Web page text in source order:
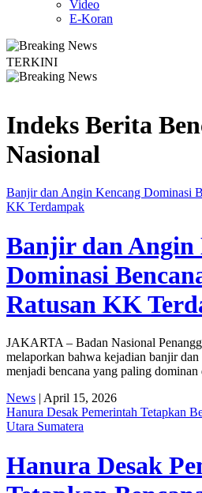
Video
E-Koran
TERKINI
Indeks Berita
Nasional
Banjir dan Angin Kencang Dominasi
KK Terdampak
Banjir dan Angin
Dominasi
Ratusan KK
JAKARTA – Badan Nasional
melaporkan bahwa kejadian banjir
menjadi bencana yang paling dominan
News | April 15, 2026
Hanura Desak Pemerintah Tetapkan
Utara Sumatera
Hanura Desak